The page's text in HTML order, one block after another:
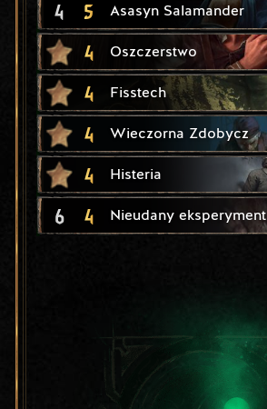
4 5 Asasyn Salamander
4 Oszczerstwo
4 Fisstech
4 Wieczorna Zdobycz
4 Histeria
6 4 Nieudany eksperyment